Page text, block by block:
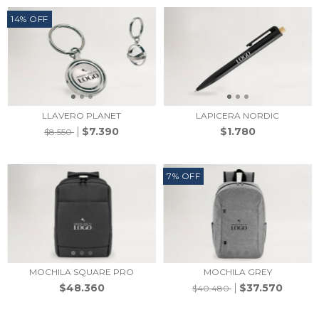
14% OFF
LLAVERO PLANET
$8.550
$7.390
LAPICERA NORDIC
$1.780
MOCHILA SQUARE PRO
$48.360
7% OFF
MOCHILA GREY
$40.480
$37.570